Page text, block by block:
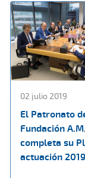
02 julio 2019
El Patronato
Fundación
completa su
actuación 2019